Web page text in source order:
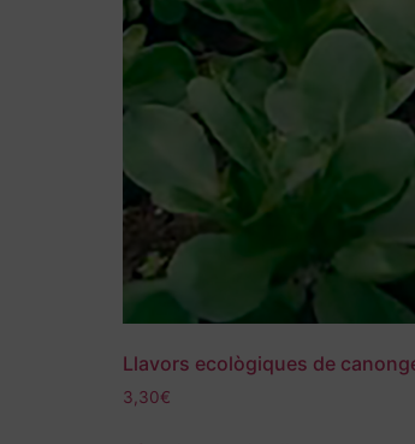
Llavors ecològiques de
3,30€